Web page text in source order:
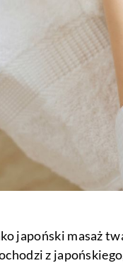
japoński masaż
z japońskiego,